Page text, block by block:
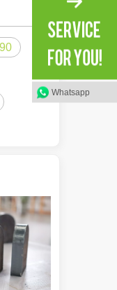
la eficiencia
Whatsapp